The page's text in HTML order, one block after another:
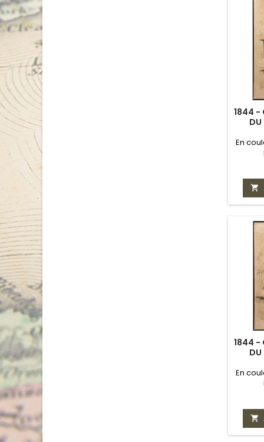
1844 -
DU
En

1844 -
DU
En
